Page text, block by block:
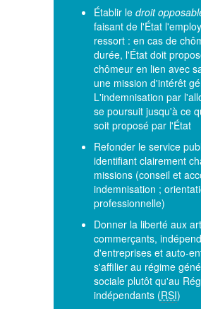
Établir le droit
faisant de l'État
ressort : en cas de
durée, l'État doit
chômeur en lien avec
une mission d'intérêt
L'indemnisation par
se poursuit jusqu'à ce
soit proposé par l'État
Refonder le service
identifiant clairement
missions (conseil et
indemnisation ;
professionnelle)
Donner la liberté aux
commerçants,
d'entreprises et auto-
s'affilier au régime
sociale plutôt qu'au
indépendants (RSI)